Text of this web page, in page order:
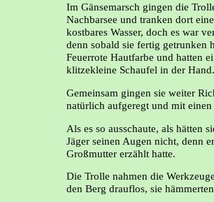
Im Gänsemarsch gingen die
Nachbarsee und tranken dort
kostbares Wasser, doch es war
denn sobald sie fertig getrunken
Feuerrote Hautfarbe und hatten
klitzekleine Schaufel in der Hand.
Gemeinsam gingen sie weiter
natürlich aufgeregt und mit
Als es so ausschaute, als hätten
Jäger seinen Augen nicht, denn
Großmutter erzählt hatte.
Die Trolle nahmen die
den Berg drauflos, sie